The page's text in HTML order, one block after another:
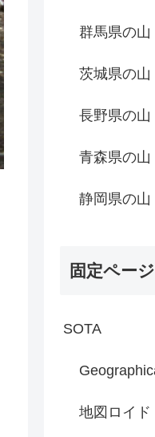
群馬県の山
茨城県の山
長野県の山
青森県の山
静岡県の山
固定ページ
SOTA
地図ロイ